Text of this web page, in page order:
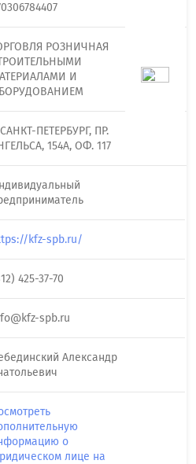
РОЗНИЧНАЯ
И
САНКТ-ПЕТЕРБУРГ, ПР.
154А, ОФ. 117
kfz-spb.ru/
425-37-70
spb.ru
Александр
о
лице на